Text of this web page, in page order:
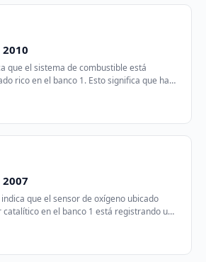
que el sistema de combustible está
rico en el banco 1. Esto significa que hay
indica que el sensor de oxígeno ubicado
en el banco 1 está registrando un